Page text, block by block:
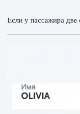
Если у пассажира